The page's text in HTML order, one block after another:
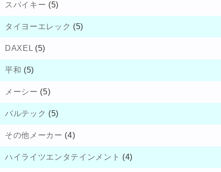
スパイキー (5)
タイヨーエレック (5)
DAXEL (5)
平和 (5)
メーシー (5)
バルテック (5)
その他メーカー (4)
ハイライツエンタテインメント (4)